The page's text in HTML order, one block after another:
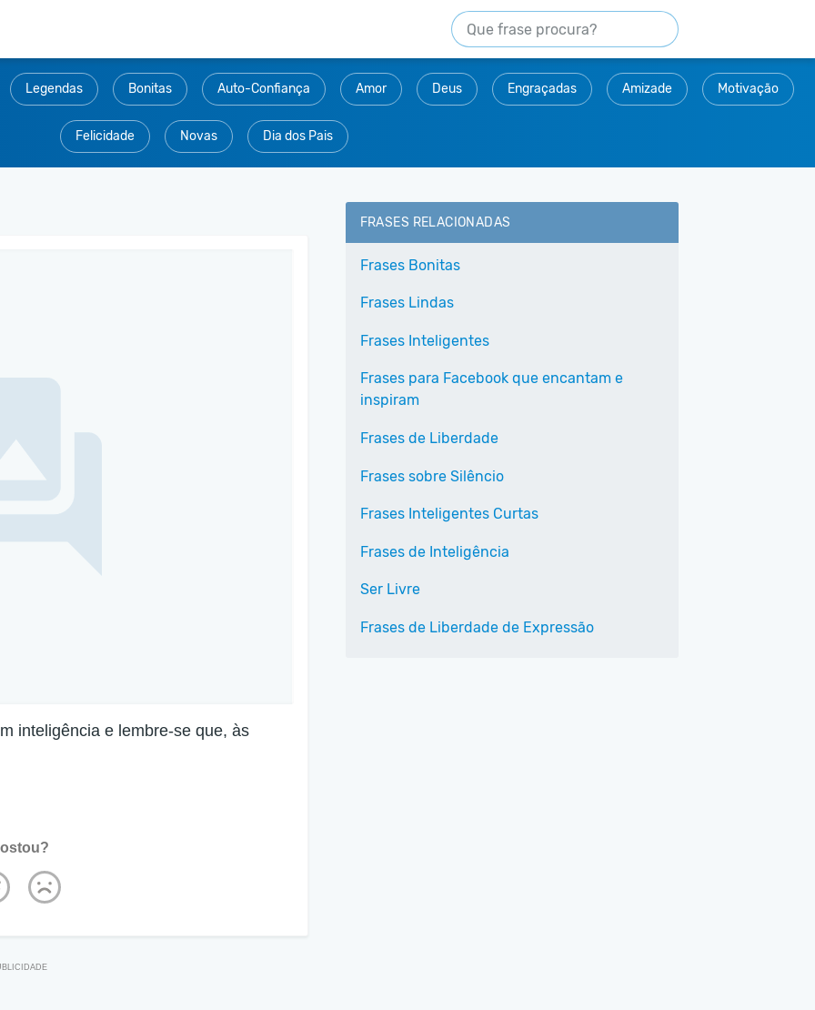
Legendas Bonitas Auto-Confiança Amor Deus Engraçadas Amizade Motivação
Felicidade Novas Dia dos Pais
inteligência e lembre-se que, às
FRASES RELACIONADAS
Frases Bonitas
Frases Lindas
Frases Inteligentes
Frases para Facebook que encantam e
inspiram
Frases de Liberdade
Frases sobre Silêncio
Frases Inteligentes Curtas
Frases de Inteligência
Ser Livre
Frases de Liberdade de Expressão